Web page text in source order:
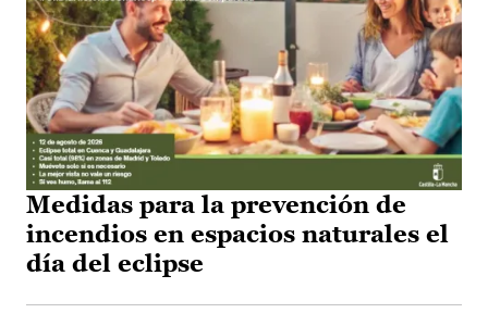
Medidas para la prevención de
incendios en espacios naturales el
día del eclipse